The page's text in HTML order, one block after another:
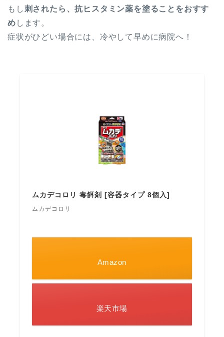
もし刺されたら、抗ヒスタミン薬を塗ることをおすす
め します。
症状がひどい場合には、冷やして早めに病院へ！
ムカデコロリ 毒餌剤 [容器タイプ 8個入]
ムカデコロリ
Amazon
楽天市場